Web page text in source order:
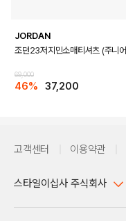
JORDAN
조던23저지민소매티셔츠 (주니
69,000
46% 37,200
고객센터 이용약관
스타일이십사 주식회사